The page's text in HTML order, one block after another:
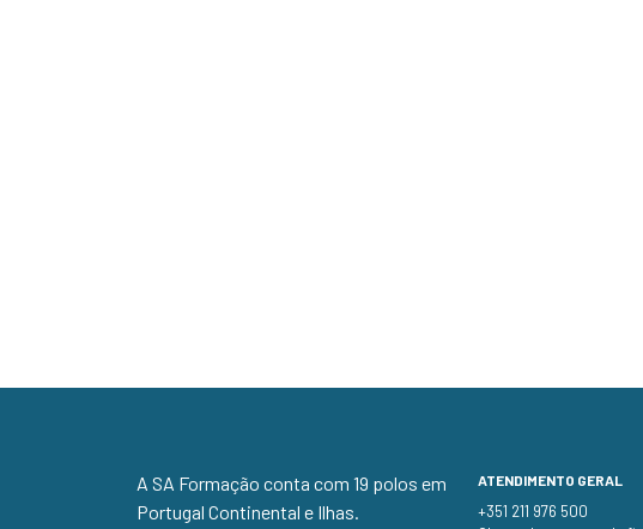
A SA Formação conta com 19 polos em
Portugal Continental e Ilhas.
ATENDIMENTO GERAL
+351 211 976 500